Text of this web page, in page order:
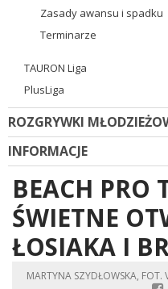
Zasady awansu i spadku
Terminarze
TAURON Liga
PlusLiga
ROZGRYWKI
INFORMACJE
BEACH PRO
ŚWIETNE
ŁOSIAKA I
MARTYNA SZYDŁOWSKA,